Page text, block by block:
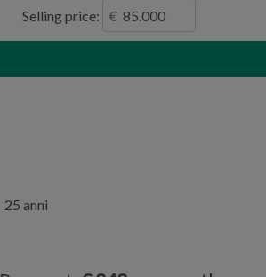
Selling price:
25 anni